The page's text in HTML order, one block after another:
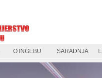
O INGEBU SARADNJA